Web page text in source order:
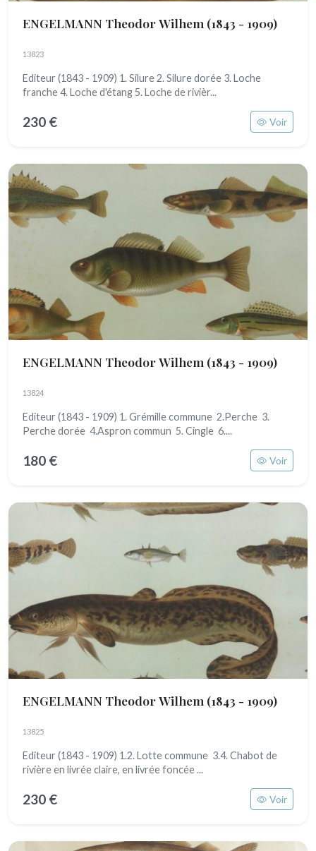
ENGELMANN Theodor Wilhem (1843 - 1909)
13823
Editeur (1843 - 1909) 1. Silure 2. Silure dorée 3. Loche
franche 4. Loche d'étang 5. Loche de rivièr...
230 € Voir
ENGELMANN Theodor Wilhem (1843 - 1909)
13824
Editeur (1843 - 1909) 1. Grémille commune 2.Perche 3.
Perche dorée 4.Aspron commun 5. Cingle 6....
180 € Voir
ENGELMANN Theodor Wilhem (1843 - 1909)
13825
Editeur (1843 - 1909) 1.2. Lotte commune 3.4. Chabot de
rivière en livrée claire, en livrée foncée ...
230 € Voir